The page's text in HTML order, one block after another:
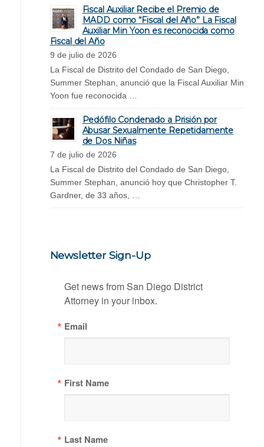
Fiscal Auxiliar Recibe el Premio de
MADD como “Fiscal del Año” La Fiscal
Auxiliar Min Yoon es reconocida como
Fiscal del Año
9 de julio de 2026
La Fiscal de Distrito del Condado de San Diego,
Summer Stephan, anunció que la Fiscal Auxiliar Min
Yoon fue reconocida …
Pedófilo Condenado a Prisión por
Abusar Sexualmente Repetidamente
de Dos Niñas
7 de julio de 2026
La Fiscal de Distrito del Condado de San Diego,
Summer Stephan, anunció hoy que Christopher T.
Gardner, de 33 años, …
Newsletter Sign-Up
Get news from San Diego District
Attorney in your inbox.
Email
First Name
Last Name